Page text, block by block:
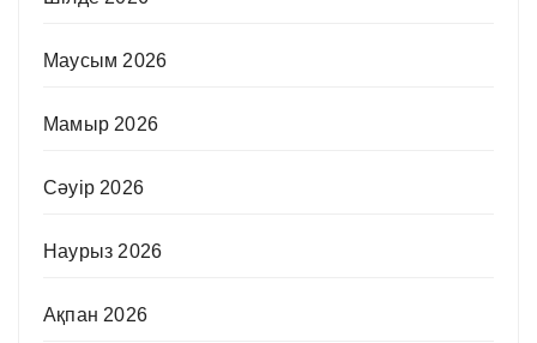
Маусым 2026
Мамыр 2026
Сәуір 2026
Наурыз 2026
Ақпан 2026